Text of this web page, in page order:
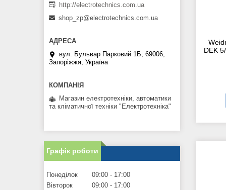
DEK
http://electrotechnics.com.ua
shop_zp@electrotechnics.com.ua
вул. Бульвар Парковий 1Б; 69006,
Запоріжжя, Україна
Магазин електротехніки, автоматики
та кліматичної техніки "Електротехніка"
Графік роботи
Понеділок 09:00
17:00
Вівторок
09:00
17:00